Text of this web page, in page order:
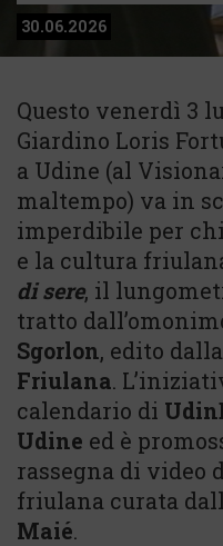
30.06.2026
Questo venerdì 3
Giardino Loris
a Udine (al
maltempo) va in
imperdibile per
e la cultura
di sere, il
tratto
Sgorlon, edito dalla
Friulana.
calendario di
Udine ed è
rassegna di video
friulana curata
Maié.